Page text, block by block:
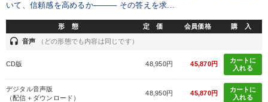
【12月】音声・映像
【最新刊】精神科医・和田秀樹の「老いない力」＋健康な社長と
いて、信頼感を高めるか――― その答えを求...
形 態 定 価 会員価格 購 入
headset 音声 （どの形態でも内容は同じです）
CD版 48,950円 45,870円
カートに
入れる
デジタル音声版
（配信＋ダウンロード）
48,950円 45,870円
カートに
入れる